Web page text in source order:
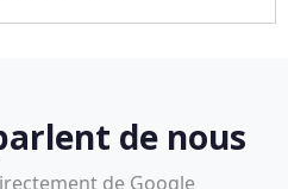
de nous
de Google